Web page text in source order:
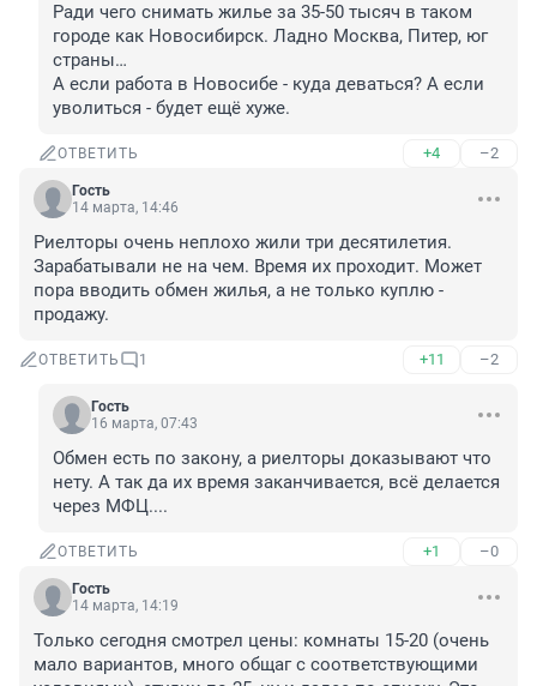
Ради чего снимать жилье за 35-50 тысяч в таком
городе как Новосибирск. Ладно Москва, Питер, юг
страны…
А если работа в Новосибе - куда деваться? А если
уволиться - будет ещё хуже.
ОТВЕТИТЬ +4 –2
Гость
14 марта, 14:46
Риелторы очень неплохо жили три десятилетия.
Зарабатывали не на чем. Время их проходит. Может
пора вводить обмен жилья, а не только куплю -
продажу.
ОТВЕТИТЬ 1 +11 –2
Гость
16 марта, 07:43
Обмен есть по закону, а риелторы доказывают что
нету. А так да их время заканчивается, всё делается
через МФЦ....
ОТВЕТИТЬ +1 –0
Гость
14 марта, 14:19
Только сегодня смотрел цены: комнаты 15-20 (очень
мало вариантов, много общаг с соответствующими